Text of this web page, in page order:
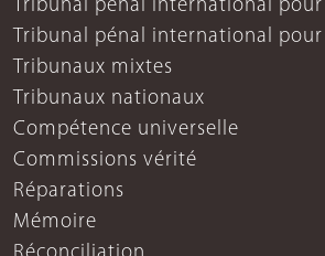
Tribunal pénal international pour
Tribunal pénal international
Tribunaux mixtes
Tribunaux nationaux
Compétence universelle
Commissions vérité
Réparations
Mémoire